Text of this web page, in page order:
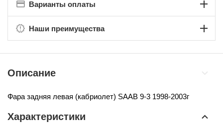
Варианты оплаты
Наши преимущества
Описание
Фара задняя левая (кабриолет) SAAB 9-3 1998-2003г
Характеристики